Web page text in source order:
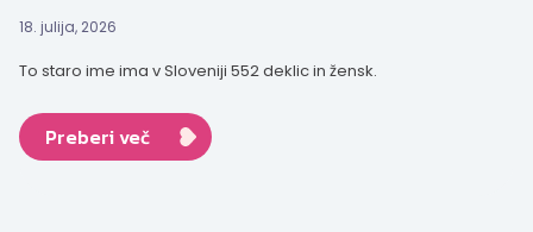
18. julija, 2026
To staro ime ima v Sloveniji 552 deklic in žensk.
Preberi več